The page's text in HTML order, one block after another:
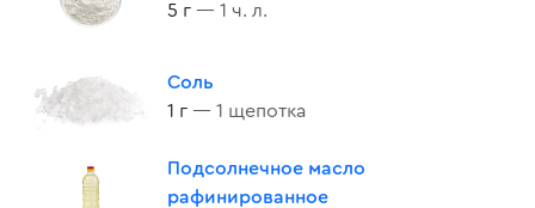
5 г — 1 ч. л.
Соль
1 г — 1 щепотка
Подсолнечное масло
рафинированное